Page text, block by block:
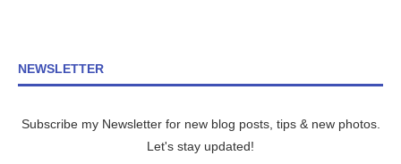
NEWSLETTER
Subscribe my Newsletter for new blog posts, tips & new photos.
Let's stay updated!